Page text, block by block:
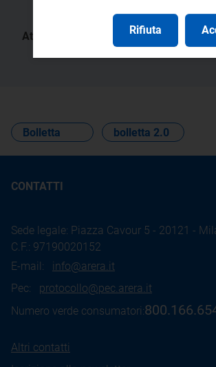
Atti:
Bolletta bolletta 2.0
CONTATTI
Sede legale: Piazza Cavour 5 - 20121 -
C.F.: 97190020152
E-mail: info@arera.it
Pec: protocollo@pec.arera.it
Numero verde consumatori:
Altri contatti
Rifiuta